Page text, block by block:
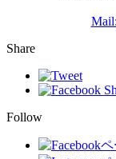
Share
Follow